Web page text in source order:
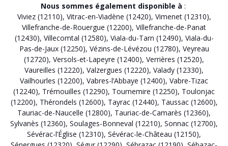
Nous sommes également disponible à :
Viviez (12110), Vitrac-en-Viadène (12420), Vimenet (12310),
Villefranche-de-Rouergue (12200), Villefranche-de-Panat
(12430), Villecomtal (12580), Viala-du-Tarn (12490), Viala-du-
Pas-de-Jaux (12250), Vézins-de-Lévézou (12780), Veyreau
(12720), Versols-et-Lapeyre (12400), Verrières (12520),
Vaureilles (12220), Valzergues (12220), Valady (12330),
Vailhourles (12200), Vabres-l’Abbaye (12400), Vabre-Tizac
(12240), Trémouilles (12290), Tournemire (12250), Toulonjac
(12200), Thérondels (12600), Tayrac (12440), Taussac (12600),
Tauriac-de-Naucelle (12800), Tauriac-de-Camarès (12360),
Sylvanès (12360), Soulages-Bonneval (12210), Sonnac (12700),
Sévérac-l’Église (12310), Sévérac-le-Château (12150),